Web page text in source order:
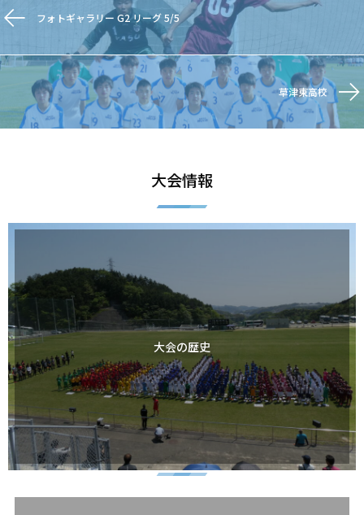
フォトギャラリー G2 リーグ 5/5
草津東高校
大会情報
大会の歴史